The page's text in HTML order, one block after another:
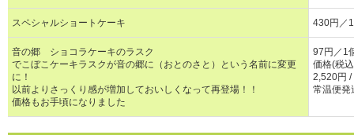
スペシャルショートケーキ 430円／
音の郷 ショコラケーキのラスク
でこぼこケーキラスクが音の郷に（おとのさと）という名前に変更
に！
以前よりさっくり感が増加しておいしくなって再登場！！
価格もお手頃になりました
97円／1
価格(税
2,520円
常温便発